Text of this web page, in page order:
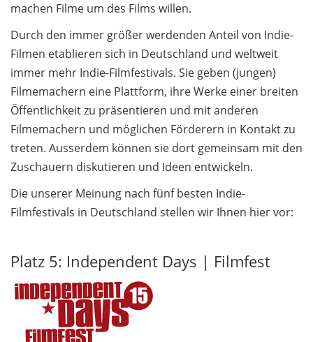
machen Filme um des Films willen.
Durch den immer größer werdenden Anteil von Indie-
Filmen etablieren sich in Deutschland und weltweit
immer mehr Indie-Filmfestivals. Sie geben (jungen)
Filmemachern eine Plattform, ihre Werke einer breiten
Öffentlichkeit zu präsentieren und mit anderen
Filmemachern und möglichen Förderern in Kontakt zu
treten. Ausserdem können sie dort gemeinsam mit den
Zuschauern diskutieren und Ideen entwickeln.
Die unserer Meinung nach fünf besten Indie-
Filmfestivals in Deutschland stellen wir Ihnen hier vor:
Platz 5: Independent Days | Filmfest